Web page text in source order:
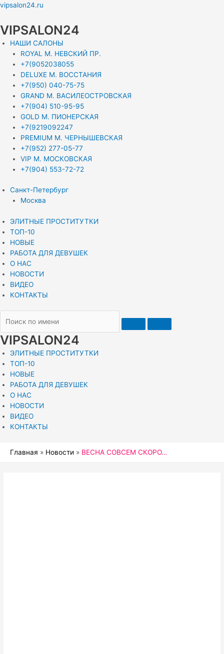
Перейти
содержимому
vipsalon24.ru
VIPSALON24
Меню
НАШИ САЛОНЫ
ROYAL М. НЕВСКИЙ ПР.
+7(9052038055
DELUXE М. ВОССТАНИЯ
+7(950) 040-75-75
GRAND М. ВАСИЛЕОСТРОВСКАЯ
+7(904) 510-95-95
GOLD М. ПИОНЕРСКАЯ
+7(9219092247
PREMIUM М. ЧЕРНЫШЕВСКАЯ
+7(952) 277-05-77
VIP М. МОСКОВСКАЯ
+7(904) 553-72-72
Меню
Санкт-Петербург
Москва
Меню
ЭЛИТНЫЕ ПРОСТИТУТКИ
ТОП-10
НОВЫЕ
РАБОТА ДЛЯ ДЕВУШЕК
О НАС
НОВОСТИ
ВИДЕО
КОНТАКТЫ
VIPSALON24
Меню
ЭЛИТНЫЕ ПРОСТИТУТКИ
ТОП-10
НОВЫЕ
РАБОТА ДЛЯ ДЕВУШЕК
О НАС
НОВОСТИ
ВИДЕО
КОНТАКТЫ
Главная Новости ВЕСНА СОВСЕМ СКОРО…
Навигация
записям